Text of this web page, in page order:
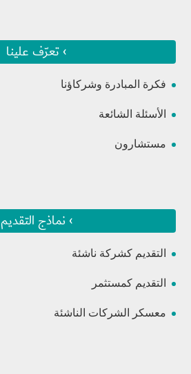
› تعرّف علينا
فكرة المبادرة وشركاؤنا
الأسئلة الشائعة
مستشارون
› نماذج التقديم
التقديم كشركة ناشئة
التقديم كمستثمر
معسكر الشركات الناشئة